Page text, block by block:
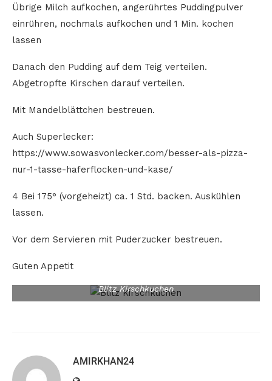
Übrige Milch aufkochen, angerührtes Puddingpulver
einrühren, nochmals aufkochen und 1 Min. kochen
lassen
Danach den Pudding auf dem Teig verteilen.
Abgetropfte Kirschen darauf verteilen.
Mit Mandelblättchen bestreuen.
Auch Superlecker:
https://www.sowasvonlecker.com/besser-als-pizza-
nur-1-tasse-haferflocken-und-kase/
4 Bei 175° (vorgeheizt) ca. 1 Std. backen. Auskühlen
lassen.
Vor dem Servieren mit Puderzucker bestreuen.
Guten Appetit
Blitz Kirschkuchen
AMIRKHAN24